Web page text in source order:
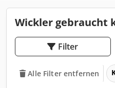
Wickler gebraucht
Filter
Alle Filter entfernen